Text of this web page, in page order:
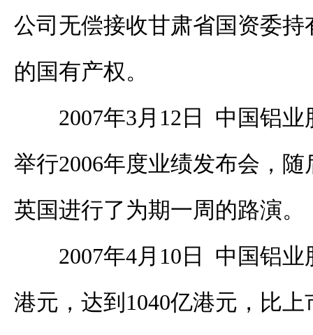
公司无偿接收甘肃省国资委持
的国有产权。
2007年3月12日 中国铝
举行2006年度业绩发布会，
英国进行了为期一周的路演。
2007年4月10日 中国铝
港元，达到1040亿港元，比